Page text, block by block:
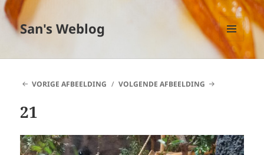
San's Weblog
MENU
EN
VORIGE AFBEELDING
VOLGENDE AFBEELDING
21